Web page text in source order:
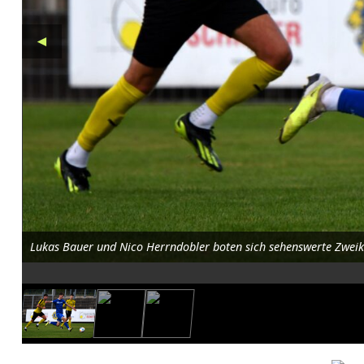
g
e
n
F
C
A
m
b
Lukas Bauer und Nico Herrndobler boten sich sehenswerte
◄